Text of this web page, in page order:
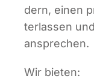
dern, einen
ter­las­sen
ansprechen.
Wir bie­ten: